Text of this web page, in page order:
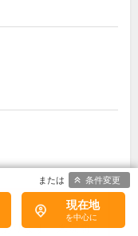
金 土 日 祝
●
ります。来院前
現在地
条件変更